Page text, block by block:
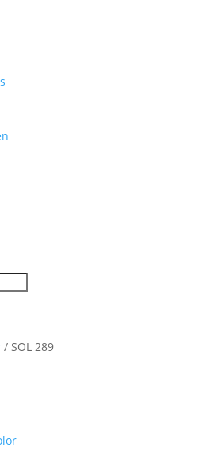
/ SOL 289